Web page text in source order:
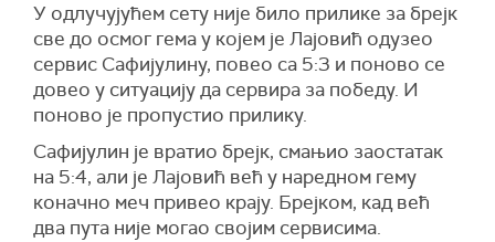
У одлучујућем сету није било прилике за брејк
све до осмог гема у којем је Лајовић одузео
сервис Сафијулину, повео са 5:3 и поново се
довео у ситуацију да сервира за победу. И
поново је пропустио прилику.
Сафијулин је вратио брејк, смањио заостатак
на 5:4, али је Лајовић већ у наредном гему
коначно меч привео крају. Брејком, кад већ
два пута није могао својим сервисима.